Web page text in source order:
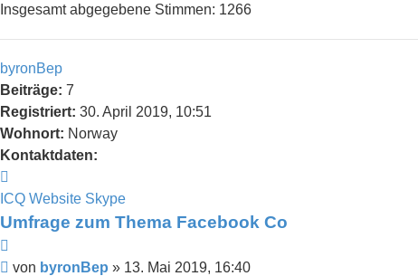
Insgesamt abgegebene Stimmen: 1266
byronBep
Beiträge: 7
Registriert: 30. April 2019, 10:51
Wohnort: Norway
Kontaktdaten:
von
byronBep
ICQ Website Skype
Umfrage zum Thema Facebook Co
Beitrag
von byronBep » 13. Mai 2019, 16:40